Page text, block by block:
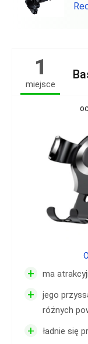
1
miejsce
+ ma
+
jego
różnych
+ ładnie się